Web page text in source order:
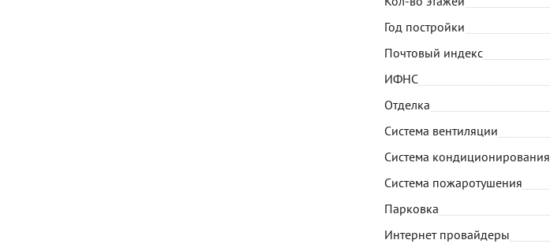
Год постройки
Почтовый индекс
ИФНС
Отделка
Система вентиляции
Система кондиционирования
Система пожаротушения
Парковка
Интернет провайдеры